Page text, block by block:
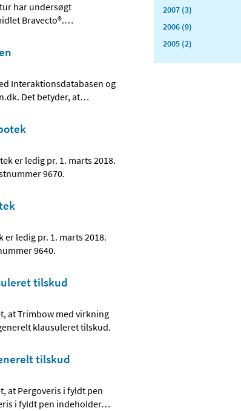
har undersøgt
Bravecto®.…
Interaktionsdatabasen og
Det betyder, at…
er ledig pr. 1. marts 2018.
9670.
ledig pr. 1. marts 2018.
9640.
tilskud
at Trimbow med virkning
klausuleret tilskud.
tilskud
at Pergoveris i fyldt pen
i fyldt pen indeholder…
2007 (3)
2006 (9)
2005 (2)